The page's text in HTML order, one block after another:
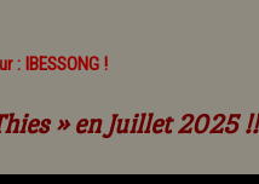
IBESSONG !
»en Juillet 2025 !!